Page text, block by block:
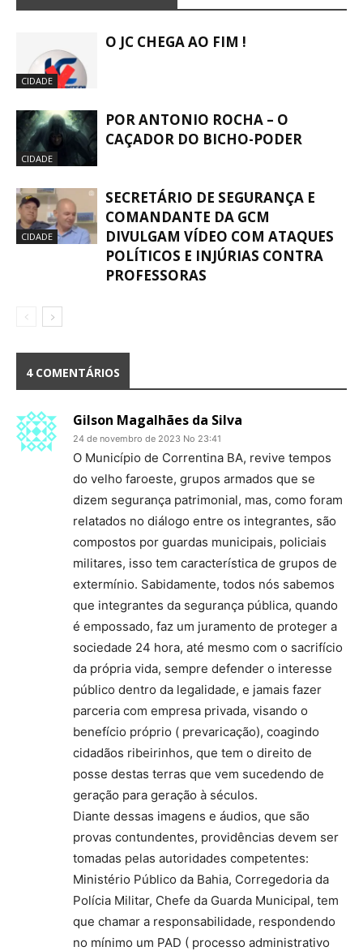
CIDADE
O JC CHEGA AO FIM !
CIDADE
POR ANTONIO ROCHA – O
CAÇADOR DO BICHO-PODER
CIDADE
SECRETÁRIO DE SEGURANÇA E
COMANDANTE DA GCM
DIVULGAM VÍDEO COM ATAQUES
POLÍTICOS E INJÚRIAS CONTRA
PROFESSORAS
4 COMENTÁRIOS
Gilson Magalhães da Silva
24 de novembro de 2023 No 23:41
O Município de Correntina BA, revive tempos
do velho faroeste, grupos armados que se
dizem segurança patrimonial, mas, como foram
relatados no diálogo entre os integrantes, são
compostos por guardas municipais, policiais
militares, isso tem característica de grupos de
extermínio. Sabidamente, todos nós sabemos
que integrantes da segurança pública, quando
é empossado, faz um juramento de proteger a
sociedade 24 hora, até mesmo com o sacrifício
da própria vida, sempre defender o interesse
público dentro da legalidade, e jamais fazer
parceria com empresa privada, visando o
benefício próprio ( prevaricação), coagindo
cidadãos ribeirinhos, que tem o direito de
posse destas terras que vem sucedendo de
geração para geração à séculos.
Diante dessas imagens e áudios, que são
provas contundentes, providências devem ser
tomadas pelas autoridades competentes:
Ministério Público da Bahia, Corregedoria da
Polícia Militar, Chefe da Guarda Municipal, tem
que chamar a responsabilidade, respondendo
no mínimo um PAD ( processo administrativo